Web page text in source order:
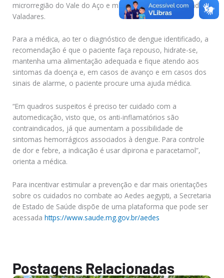
microrregião do Vale do Aço e macrorregião de Governador
Valadares.
Para a médica, ao ter o diagnóstico de dengue identificado, a
recomendação é que o paciente faça repouso, hidrate-se,
mantenha uma alimentação adequada e fique atendo aos
sintomas da doença e, em casos de avanço e em casos dos
sinais de alarme, o paciente procure uma ajuda médica.
“Em quadros suspeitos é preciso ter cuidado com a
automedicação, visto que, os anti-inflamatórios são
contraindicados, já que aumentam a possibilidade de
sintomas hemorrágicos associados à dengue. Para controle
de dor e febre, a indicação é usar dipirona e paracetamol”,
orienta a médica.
Para incentivar estimular a prevenção e dar mais orientações
sobre os cuidados no combate ao Aedes aegypti, a Secretaria
de Estado de Saúde dispõe de uma plataforma que pode ser
acessada https://www.saude.mg.gov.br/aedes
Postagens Relacionadas